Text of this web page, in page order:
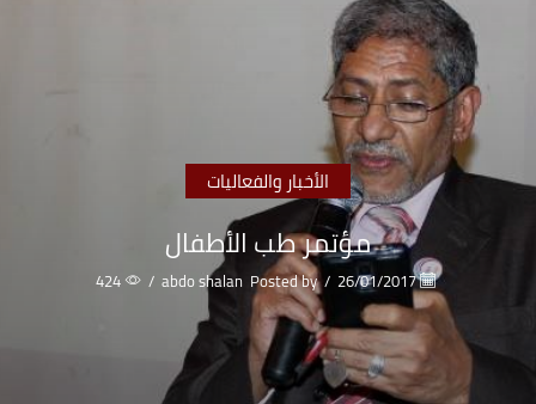
الأخبار والفعاليات
مؤتمر طب الأطفال
26/01/2017
/
Posted by
abdo shalan
/
424